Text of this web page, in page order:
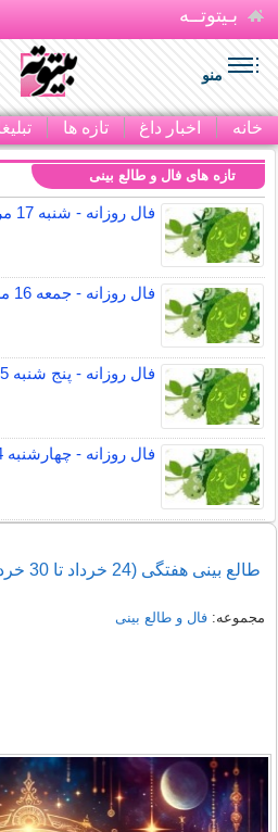
بـیتوتــه
منو
خانه اخبار داغ تازه ها
تازه های فال و طالع بینی
فال روزانه - شنبه 17 مرداد 1405
فال روزانه - جمعه 16 مرداد 1405
فال روزانه - پنج شنبه 15 مرداد 1405
فال روزانه - چهارشنبه 14 مرداد 1405
طالع بینی هفتگی (24 خرداد تا 30 خرداد 1404)
مجموعه:فال و طالع بینی